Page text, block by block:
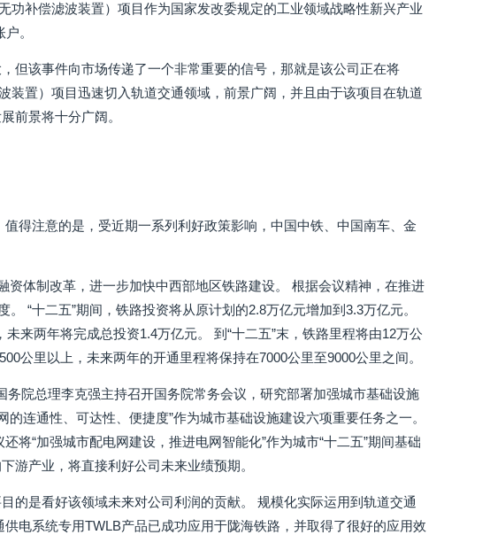
补偿滤波装置）项目作为国家发改委规定的工业领域战略性新兴产业
。
但该事件向市场传递了一个非常重要的信号，那就是该公司正在将
置）项目迅速切入轨道交通领域，前景广阔，并且由于该项目在轨道
前景将十分广阔。
得注意的是，受近期一系列利好政策影响，中国中铁、中国南车、金
体制改革，进一步加快中西部地区铁路建设。 根据会议精神，在推进
“十二五”期间，铁路投资将从原计划的2.8万亿元增加到3.3万亿元。
来两年将完成总投资1.4万亿元。 到“十二五”末，铁路里程将由12万公
公里以上，未来两年的开通里程将保持在7000公里至9000公里之间。
院总理李克强主持召开国务院常务会议，研究部署加强城市基础设施
连通性、可达性、便捷度”作为城市基础设施建设六项重要任务之一。
“加强城市配电网建设，推进电网智能化”作为城市“十二五”期间基础
游产业，将直接利好公司未来业绩预期。
的是看好该领域未来对公司利润的贡献。 规模化实际运用到轨道交通
电系统专用TWLB产品已成功应用于陇海铁路，并取得了很好的应用效